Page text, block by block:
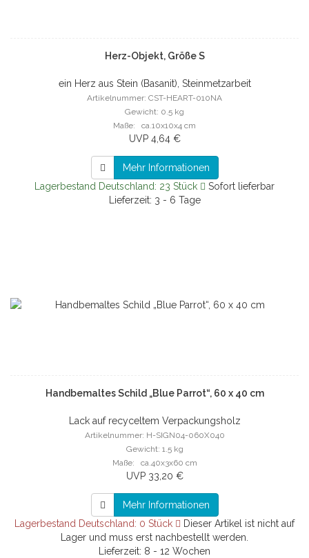
Herz-Objekt, Größe S
ein Herz aus Stein (Basanit), Steinmetzarbeit
Artikelnummer: CST-HEART-010NA
Gewicht: 0.5 kg
Maße: ca.10x10x4 cm
UVP 4,64 €
Mehr Informationen
Lagerbestand Deutschland: 23 Stück
Sofort lieferbar
Lieferzeit: 3 - 6 Tage
Handbemaltes Schild „Blue Parrot“, 60 x 40 cm
Lack auf recyceltem Verpackungsholz
Artikelnummer: H-SIGN04-060X040
Gewicht: 1.5 kg
Maße: ca.40x3x60 cm
UVP 33,20 €
Mehr Informationen
Lagerbestand Deutschland: 0 Stück
Dieser Artikel ist nicht auf
Lager und muss erst nachbestellt werden.
Lieferzeit: 8 - 12 Wochen